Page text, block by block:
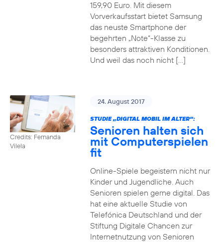
159,90 Euro. Mit diesem
Vorverkaufsstart bietet Samsung
das neuste Smartphone der
begehrten „Note“-Klasse zu
besonders attraktiven Konditionen.
Und weil das noch nicht […]
Credits: Fernanda
Vilela
24. August 2017
STUDIE „DIGITAL MOBIL IM ALTER“:
Senioren halten sich
mit Computerspielen
fit
Online-Spiele begeistern nicht nur
Kinder und Jugendliche. Auch
Senioren spielen gerne digital. Das
hat eine aktuelle Studie von
Telefónica Deutschland und der
Stiftung Digitale Chancen zur
Internetnutzung von Senioren